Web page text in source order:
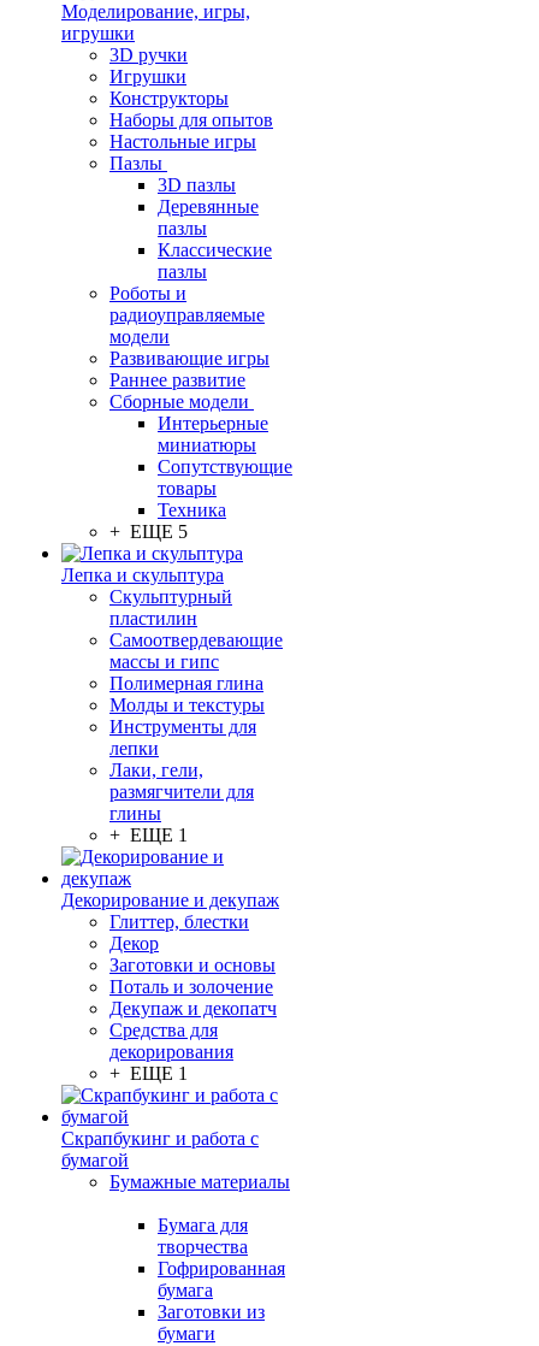
Моделирование, игры,
игрушки
3D ручки
Игрушки
Конструкторы
Наборы для опытов
Настольные игры
Пазлы
3D пазлы
Деревянные
пазлы
Классические
пазлы
Роботы и
радиоуправляемые
модели
Развивающие игры
Раннее развитие
Сборные модели
Интерьерные
миниатюры
Сопутствующие
товары
Техника
+ ЕЩЕ 5
Лепка и скульптура
Скульптурный
пластилин
Самоотвердевающие
массы и гипс
Полимерная глина
Молды и текстуры
Инструменты для
лепки
Лаки, гели,
размягчители для
глины
+ ЕЩЕ 1
Декорирование и декупаж
Глиттер, блестки
Декор
Заготовки и основы
Поталь и золочение
Декупаж и декопатч
Средства для
декорирования
+ ЕЩЕ 1
Скрапбукинг и работа с
бумагой
Бумажные материалы
Бумага для
творчества
Гофрированная
бумага
Заготовки из
бумаги